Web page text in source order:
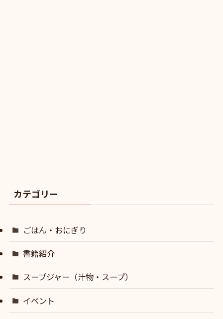
カテゴリー
ごはん・おにぎり
書籍紹介
スープジャー（汁物・スープ）
イベント